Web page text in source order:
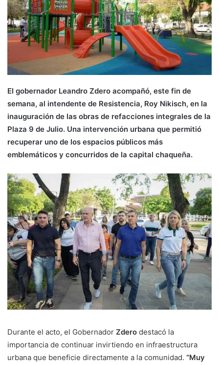
El gobernador Leandro Zdero acompañó, este fin de
semana, al intendente de Resistencia, Roy Nikisch, en la
inauguración de las obras de refacciones integrales de la
Plaza 9 de Julio. Una intervención urbana que permitió
recuperar uno de los espacios públicos más
emblemáticos y concurridos de la capital chaqueña.
Durante el acto, el Gobernador Zdero destacó la
importancia de continuar invirtiendo en infraestructura
urbana que beneficie directamente a la comunidad. “Muy